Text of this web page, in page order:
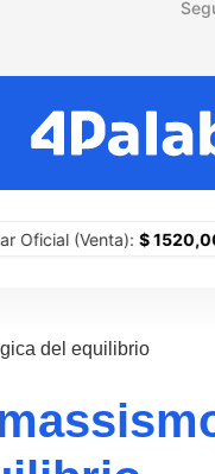
por justicia
(Venta):$ 1520,00
del equilibrio